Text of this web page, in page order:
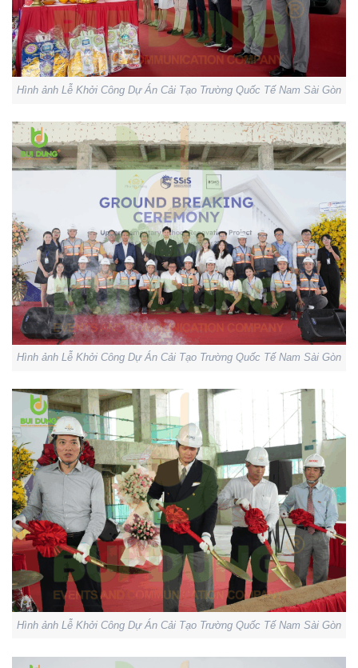
Hình ảnh Lễ Khởi Công Dự Án Cải Tạo Trường Quốc Tế Nam Sài Gòn
Hình ảnh Lễ Khởi Công Dự Án Cải Tạo Trường Quốc Tế Nam Sài Gòn
Hình ảnh Lễ Khởi Công Dự Án Cải Tạo Trường Quốc Tế Nam Sài Gòn